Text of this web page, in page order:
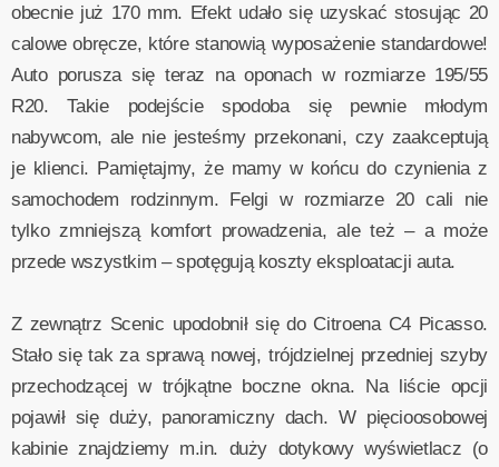
obecnie już 170 mm. Efekt udało się uzyskać stosując 20
calowe obręcze, które stanowią wyposażenie standardowe!
Auto porusza się teraz na oponach w rozmiarze 195/55
R20. Takie podejście spodoba się pewnie młodym
nabywcom, ale nie jesteśmy przekonani, czy zaakceptują
je klienci. Pamiętajmy, że mamy w końcu do czynienia z
samochodem rodzinnym. Felgi w rozmiarze 20 cali nie
tylko zmniejszą komfort prowadzenia, ale też – a może
przede wszystkim – spotęgują koszty eksploatacji auta.
Z zewnątrz Scenic upodobnił się do Citroena C4 Picasso.
Stało się tak za sprawą nowej, trójdzielnej przedniej szyby
przechodzącej w trójkątne boczne okna. Na liście opcji
pojawił się duży, panoramiczny dach. W pięcioosobowej
kabinie znajdziemy m.in. duży dotykowy wyświetlacz (o